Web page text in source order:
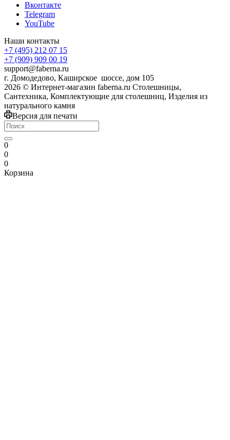
Вконтакте
Telegram
YouTube
Наши контакты
+7 (495) 212 07 15
+7 (909) 909 00 19
support@faberna.ru
г. Домодедово, Каширское шоссе, дом 105
2026 © Интернет-магазин faberna.ru Столешницы,
Сантехника, Комплектующие для столешниц, Изделия из
натурального камня
Версия для печати
0
0
0
Корзина